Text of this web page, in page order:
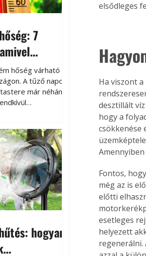
7
a nyári
hőség várható
A tűző napon
már néhány
Ez nemcsak a
kellemetlenné,
állapotára és a
tárgyakra is
lehet. Néhány
a hőség káros
hogyan
elsődleges
Ha viszont
desztillált
hogy a
csökkenése
Fontos,
még az is
előtti
esetleges
helyezett
regenerálni.